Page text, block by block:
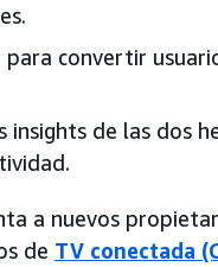
convertir
insights de las dos
a nuevos
de TV conectada